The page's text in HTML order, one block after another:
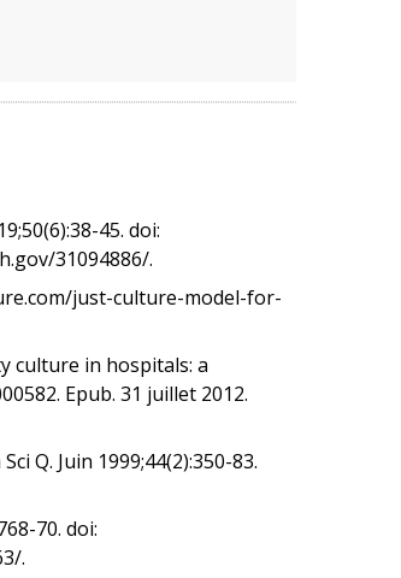
45. doi:
31094886/.
just-culture-model-for-
culture in hospitals: a
Epub. 31 juillet 2012.
Q. Juin 1999;44(2):350-83.
70. doi:
.